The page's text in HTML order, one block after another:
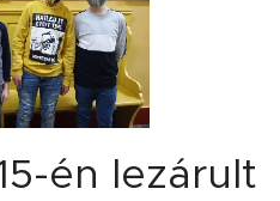
én lezárult